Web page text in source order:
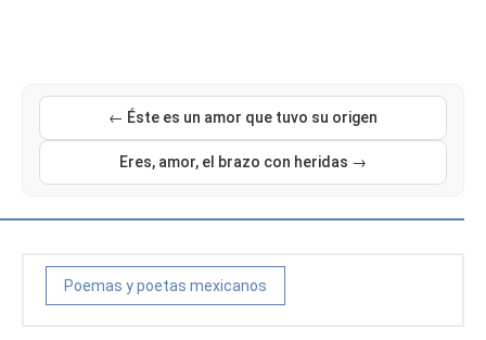
← Éste es un amor que tuvo su origen
Eres, amor, el brazo con heridas →
Poemas y poetas mexicanos